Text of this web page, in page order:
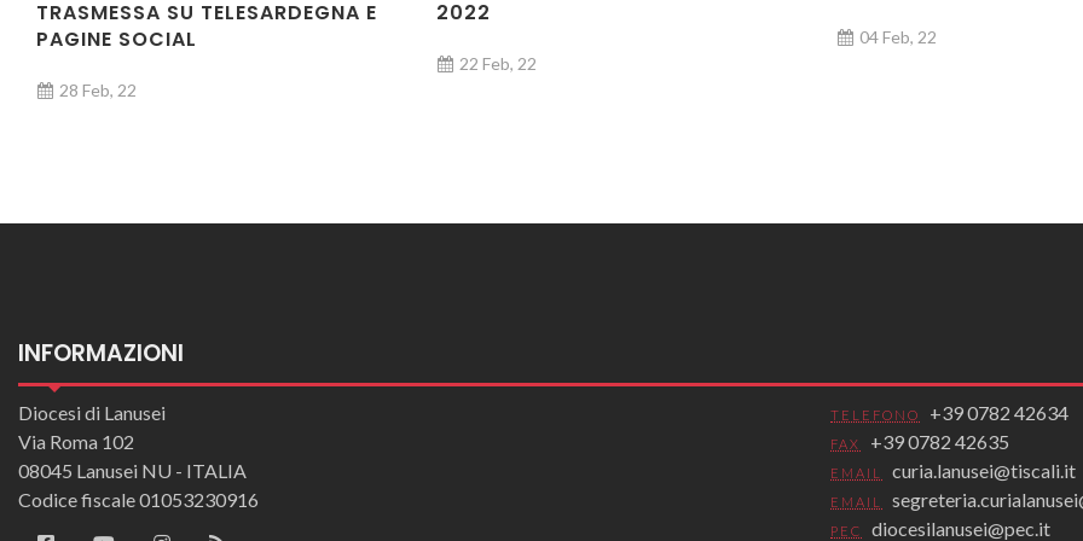
TRASMESSA SU TELESARDEGNA E
PAGINE SOCIAL
28 Feb, 22
2022
22 Feb, 22
04 Feb, 22
INFORMAZIONI
Diocesi di Lanusei
Via Roma 102
08045 Lanusei NU - ITALIA
Codice fiscale 01053230916
TELEFONO +39 0782 42634
FAX +39 0782 42635
EMAIL curia.lanusei@tiscali.it
EMAIL
PEC diocesilanusei@pec.it